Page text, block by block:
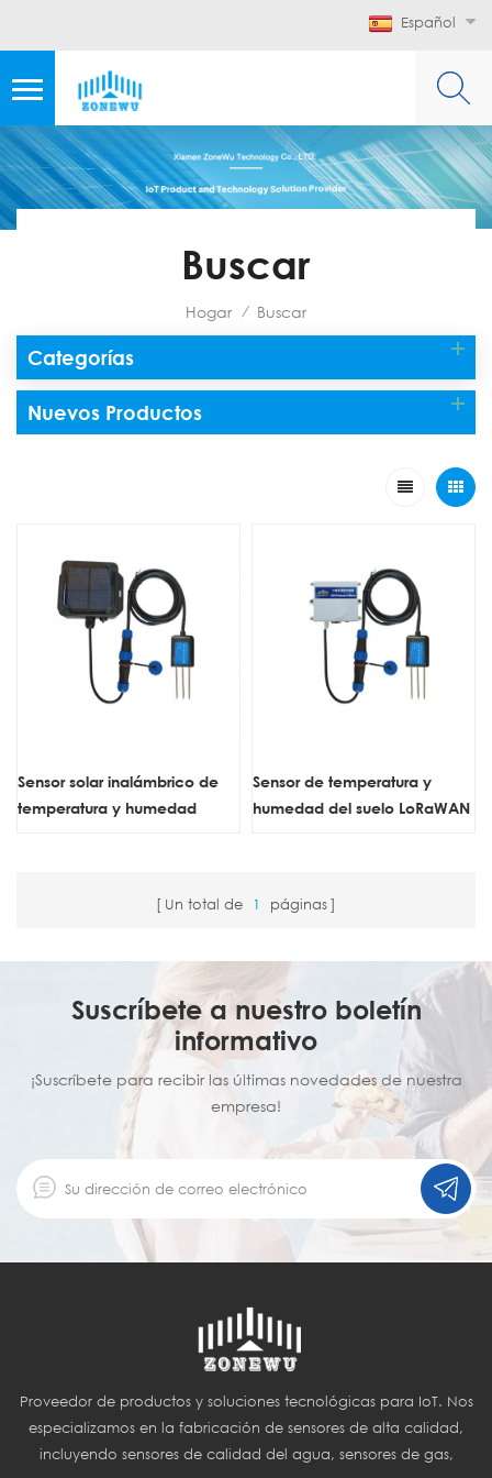
Español
Buscar
Hogar / Buscar
Categorías
Nuevos Productos
Sensor solar inalámbrico de
temperatura y humedad
Sensor de temperatura y
humedad del suelo LoRaWAN
Un total de 1 páginas
Suscríbete a nuestro boletín
informativo
¡Suscríbete para recibir las últimas novedades de nuestra
empresa!
Proveedor de productos y soluciones tecnológicas para IoT. Nos
especializamos en la fabricación de sensores de alta calidad,
incluyendo sensores de calidad del agua, sensores de gas,